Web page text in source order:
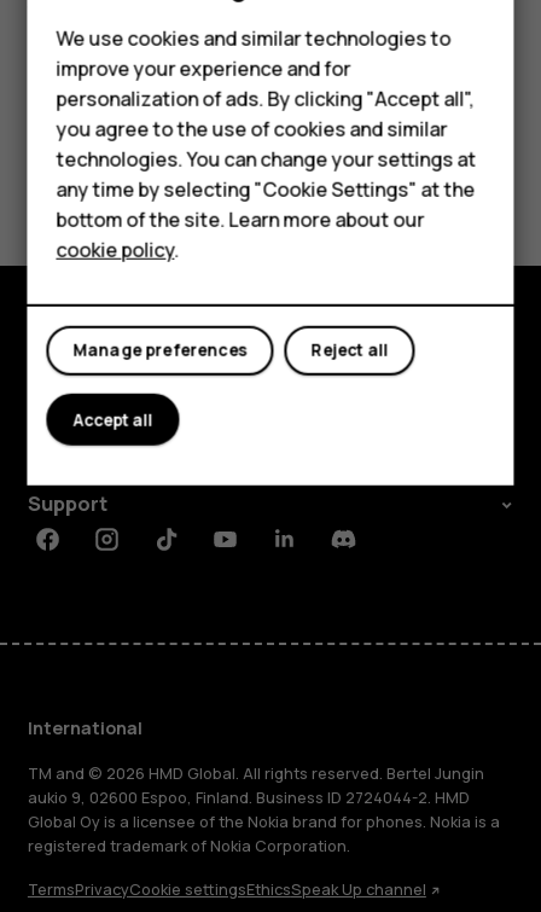
Feature phones
Phones for kids
Accessories
HMD Terra M
For business
Tablets
Did you find this helpful?
Yes No
Explore
About
Planet and people
Support
FacebookInstagramTiktokYoutubeLinkedinDiscord
International
TM and © 2026 HMD Global. All rights reserved. Bertel Jungin
aukio 9, 02600 Espoo, Finland. Business ID 2724044-2. HMD
Global Oy is a licensee of the Nokia brand for phones. Nokia is a
registered trademark of Nokia Corporation.
TermsPrivacyCookie settingsEthicsSpeak Up channel
We use cookies and similar technologies to
improve your experience and for
personalization of ads. By clicking "Accept all",
you agree to the use of cookies and similar
technologies. You can change your settings at
any time by selecting "Cookie Settings" at the
bottom of the site. Learn more about our
cookie policy.
Reject all
Manage preferences
Accept all